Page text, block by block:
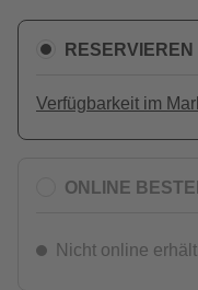
Verfügbarkeit im
ONLINE
Nicht online